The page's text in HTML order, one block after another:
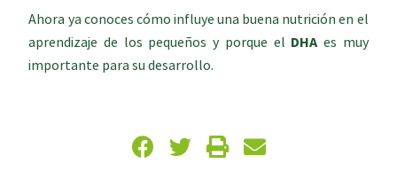
Ahora ya conoces cómo influye una buena nutrición en el
aprendizaje de los pequeños y porque el DHAes muy
importante para su desarrollo.